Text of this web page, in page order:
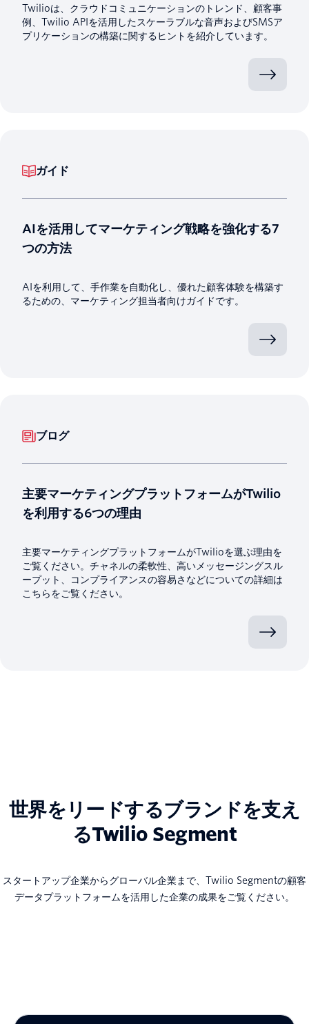
Twilioは、クラウドコミュニケーションのトレンド、顧客事
例、Twilio APIを活用したスケーラブルな音声およびSMSア
プリケーションの構築に関するヒントを紹介しています。
ガイド
AIを活用してマーケティング戦略を強化する7
つの方法
AIを利用して、手作業を自動化し、優れた顧客体験を構築す
るための、マーケティング担当者向けガイドです。
ブログ
主要マーケティングプラットフォームがTwilio
を利用する6つの理由
主要マーケティングプラットフォームがTwilioを選ぶ理由を
ご覧ください。チャネルの柔軟性、高いメッセージングスル
ープット、コンプライアンスの容易さなどについての詳細は
こちらをご覧ください。
世界をリードするブランドを支え
るTwilio Segment
スタートアップ企業からグローバル企業まで、Twilio Segmentの顧客
データプラットフォームを活用した企業の成果をご覧ください。